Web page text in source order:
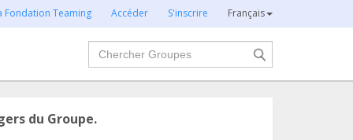
Fondation Teaming Accéder S'inscrire Français
Chercher
du Groupe.